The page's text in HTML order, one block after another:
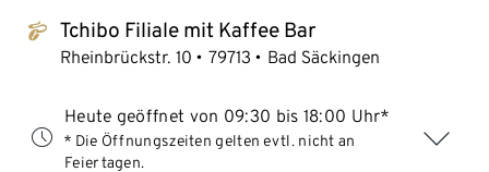
tchibo_logo Tchibo Filiale mit Kaffee Bar
Rheinbrückstr. 10 79713 Bad Säckingen
Heute geöffnet von 09:30 bis 18:00 Uhr*
* Die Öffnungszeiten gelten evtl. nicht an
Feiertagen.